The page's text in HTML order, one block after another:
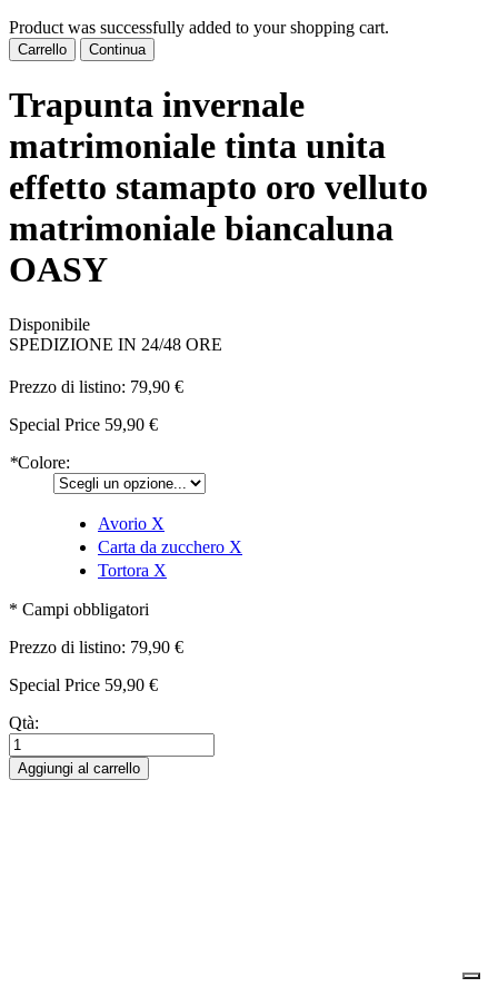
Product was successfully added to your shopping cart.
Carrello Continua
Trapunta invernale
matrimoniale tinta unita
effetto stamapto oro velluto
matrimoniale biancaluna
OASY
Disponibile
SPEDIZIONE IN 24/48 ORE
Prezzo di listino: 79,90 €
Special Price 59,90 €
*Colore:
Avorio X
Carta da zucchero X
Tortora X
* Campi obbligatori
Prezzo di listino: 79,90 €
Special Price 59,90 €
Qtà:
Aggiungi al carrello